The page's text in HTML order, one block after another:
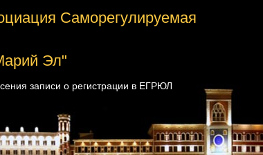
Саморегулируемая
Эл"
записи о регистрации в ЕГРЮЛ